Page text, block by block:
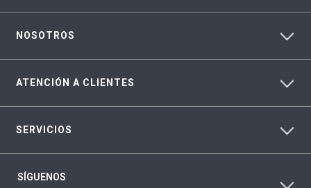
NOSOTROS
ATENCIÓN A CLIENTES
SERVICIOS
SÍGUENOS